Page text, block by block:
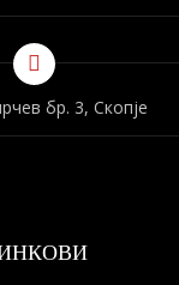
бр. 3, Скопје